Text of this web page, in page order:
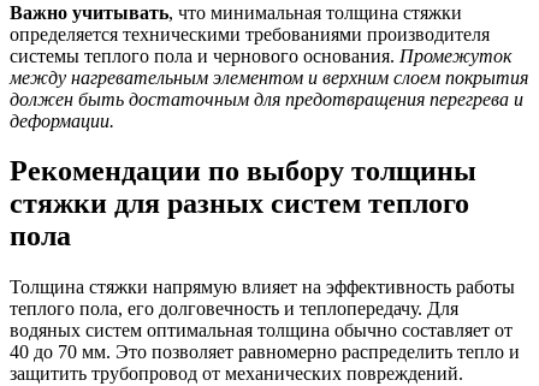
Важно учитывать, что минимальная толщина стяжки
определяется техническими требованиями производителя
системы теплого пола и чернового основания. Промежуток
между нагревательным элементом и верхним слоем покрытия
должен быть достаточным для предотвращения перегрева и
деформации.
Рекомендации по выбору толщины
стяжки для разных систем теплого
пола
Толщина стяжки напрямую влияет на эффективность работы
теплого пола, его долговечность и теплопередачу. Для
водяных систем оптимальная толщина обычно составляет от
40 до 70 мм. Это позволяет равномерно распределить тепло и
защитить трубопровод от механических повреждений.